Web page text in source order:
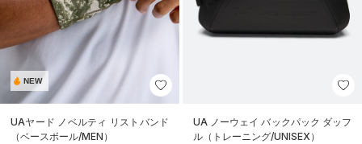
NEW
UAヤード ノベルティ リストバンド
（ベースボール/MEN）
UA ノーウェイ バックパック ダッフ
ル（トレーニング/UNISEX）